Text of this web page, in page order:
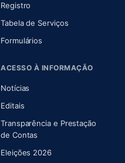
Registro
Tabela de Serviços
Formulários
ACESSO À INFORMAÇÃO
Notícias
Editais
Transparência e Prestação
de Contas
Eleições 2026